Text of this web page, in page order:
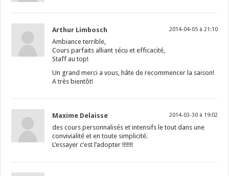
Arthur Limbosch 2014-04-05 à 21:10
Ambiance terrible,
Cours parfaits alliant sécu et efficacité,
Staff au top!
Un grand merci a vous, hâte de recommencer la saison!
A très bientôt!
Maxime Delaisse 2014-03-30 à 19:02
des cours personnalisés et intensifs le tout dans une
convivialité et en toute simplicité.
L’essayer c’est l’adopter !!!!!!!